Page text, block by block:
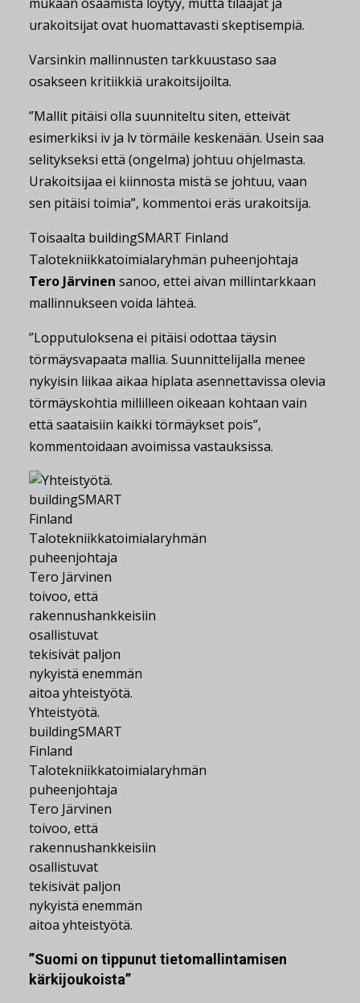
urakoitsijat ovat huomattavasti skeptisempiä.
Varsinkin mallinnusten tarkkuustaso saa
osakseen kritiikkiä urakoitsijoilta.
”Mallit pitäisi olla suunniteltu siten, etteivät
esimerkiksi iv ja lv törmäile keskenään. Usein saa
selitykseksi että (ongelma) johtuu ohjelmasta.
Urakoitsijaa ei kiinnosta mistä se johtuu, vaan
sen pitäisi toimia”, kommentoi eräs urakoitsija.
Toisaalta buildingSMART Finland
Talotekniikkatoimialaryhmän puheenjohtaja
Tero Järvinen sanoo, ettei aivan millintarkkaan
mallinnukseen voida lähteä.
”Lopputuloksena ei pitäisi odottaa täysin
törmäysvapaata mallia. Suunnittelijalla menee
nykyisin liikaa aikaa hiplata asennettavissa olevia
törmäyskohtia millilleen oikeaan kohtaan vain
että saataisiin kaikki törmäykset pois”,
kommentoidaan avoimissa vastauksissa.
Yhteistyötä.
buildingSMART
Finland
Talotekniikkatoimialaryhmän
puheenjohtaja
Tero Järvinen
toivoo, että
rakennushankkeisiin
osallistuvat
tekisivät paljon
nykyistä enemmän
aitoa yhteistyötä.
”Suomi on tippunut tietomallintamisen
kärkijoukoista”